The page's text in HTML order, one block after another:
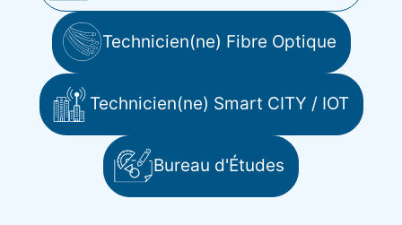
Technicien(ne) Fibre Optique
Technicien(ne) Smart CITY / IOT
Bureau d'Études